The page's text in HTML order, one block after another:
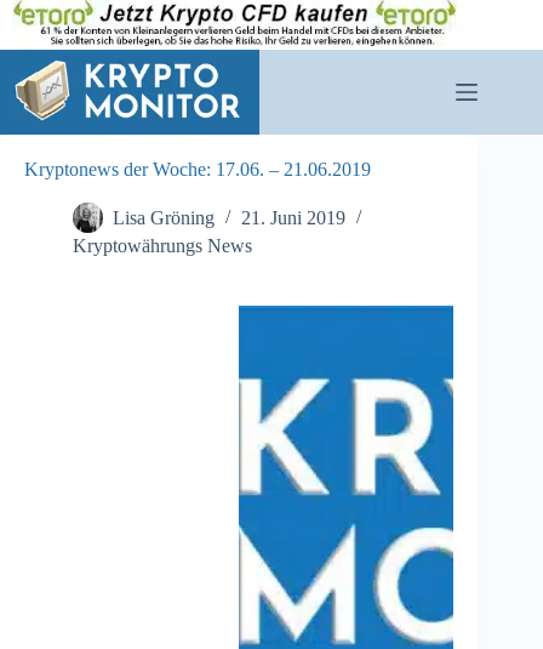
Zum
Inhalt
springen
Kryptonews der Woche: 17.06. – 21.06.2019
Lisa Gröning
21. Juni 2019
Kryptowährungs News